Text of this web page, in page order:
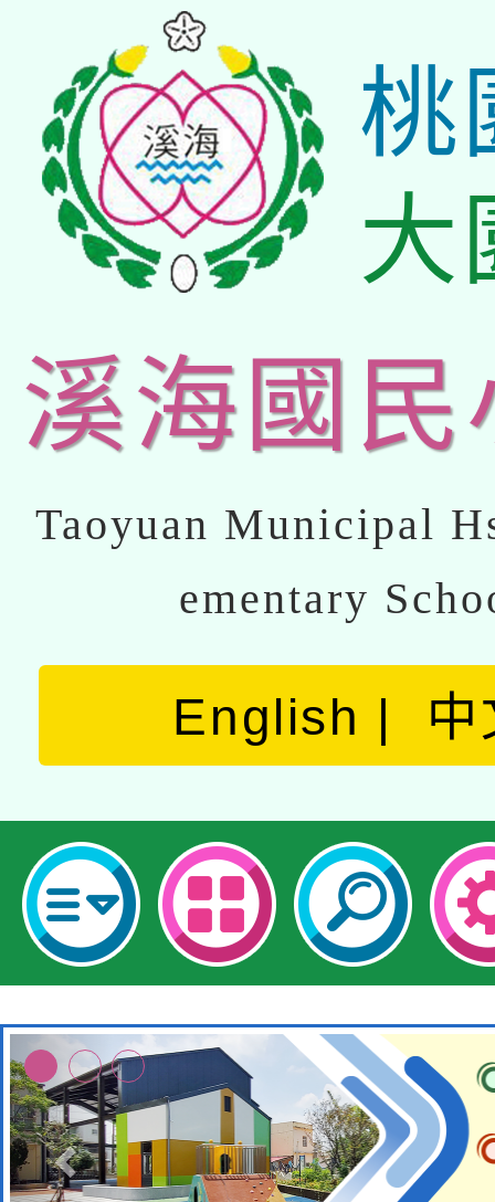
桃
大
溪海國民
Taoyuan Municipal
ementary
English 中